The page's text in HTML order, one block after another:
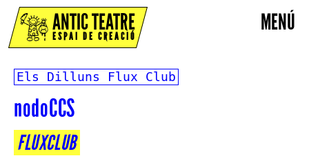
MENÚ
ANTIC TEATRE
ESPAI DE CREACIÓ
Els Dilluns Flux Club
nodoCCS
FLUXCLUB